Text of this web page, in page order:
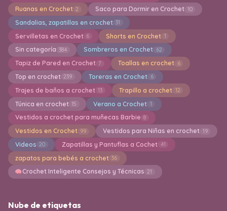
Ruanas en Crochet 2 Saco para Dormir en Crochet 10
Sandalias, zapatillas en crochet 31
Servilletas en Crochet 6 Shorts en Crochet 1
Sin categoría 384 Sombreros en Crochet 62
Tapiz de Pared en Crochet 7 Toallas en crochet 6
Top en crochet 239 Toreras en Crochet 6
Trajes de baños a crochet 13 Trapillo a crochet 12
Túnica en crochet 15 Verano a Crochet 1
Vestidos a crochet para muñecas Barbie 8
Vestidos en Crochet 99 Vestidos para Niñas en crochet 19
Videos 20 Zapatillas y Pantuflas a Cochet 41
zapatos para bebés a crochet 36
Crochet Inteligente Consejos y Técnicas 21
Nube de etiquetas